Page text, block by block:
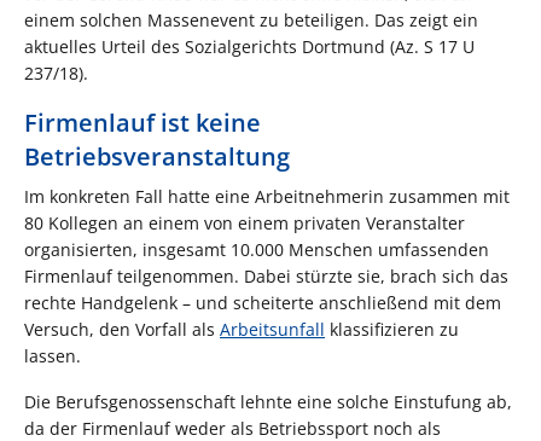
einem solchen Massenevent zu beteiligen. Das zeigt ein
aktuelles Urteil des Sozialgerichts Dortmund (Az. S 17 U
237/18).
Firmenlauf ist keine
Betriebsveranstaltung
Im konkreten Fall hatte eine Arbeitnehmerin zusammen mit
80 Kollegen an einem von einem privaten Veranstalter
organisierten, insgesamt 10.000 Menschen umfassenden
Firmenlauf teilgenommen. Dabei stürzte sie, brach sich das
rechte Handgelenk – und scheiterte anschließend mit dem
Versuch, den Vorfall als Arbeitsunfall klassifizieren zu
lassen.
Die Berufsgenossenschaft lehnte eine solche Einstufung ab,
da der Firmenlauf weder als Betriebssport noch als